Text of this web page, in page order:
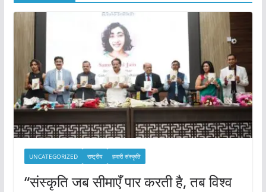
UNCATEGORIZED राष्ट्रीय हमारी संस्कृति
“संस्कृति जब सीमाएँ पार करती है, तब विश्व